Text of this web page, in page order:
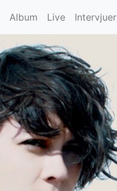
Album Live Intervjuer